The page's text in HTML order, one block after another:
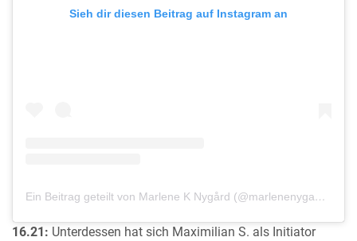
Sieh dir diesen Beitrag auf Instagram an
Ein Beitrag geteilt von Marlene K Nygård (@marlenenygaard)
16.21: Unterdessen hat sich Maximilian S. als Initiator